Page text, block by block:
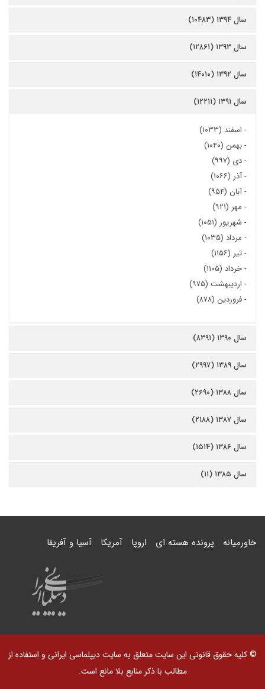
سال ۱۳۹۴ (۱۰۴۸۳)
سال ۱۳۹۳ (۱۲۸۶۱)
سال ۱۳۹۲ (۱۴۰۱۰)
سال ۱۳۹۱ (۱۲۲۱۱)
- اسفند (۱۰۳۳)
-بهمن (۱۰۴۰)
-دی (۹۹۷)
-آذر (۱۰۶۶)
-آبان (۹۵۴)
- مهر (۹۲۱)
- شهریور (۱۰۵۱)
- مرداد (۱۰۳۵)
-تیر (۱۱۵۶)
-خرداد (۱۱۰۵)
- اردیبهشت (۹۷۵)
-فروردین (۸۷۸)
سال ۱۳۹۰ (۸۳۹۱)
سال ۱۳۸۹ (۲۹۹۷)
سال ۱۳۸۸ (۲۶۹۰)
سال ۱۳۸۷ (۲۱۸۸)
سال ۱۳۸۶ (۱۵۱۴)
سال ۱۳۸۵ (۱۱)
خاورمیانه پرونده هسته ای اروپا آمریکا آسیا و آفریقا
© کلیه حقوق قانونی این سایت متعلق به سایت دیپلماسی ایرانی و استفاده از
مطالب با ذکر منابع بلا مانع است.